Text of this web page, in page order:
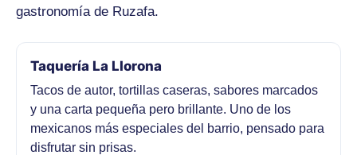
gastronomía de Ruzafa.
Taquería La Llorona
Tacos de autor, tortillas caseras, sabores marcados
y una carta pequeña pero brillante. Uno de los
mexicanos más especiales del barrio, pensado para
disfrutar sin prisas.